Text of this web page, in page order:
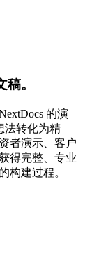
。
的演
法转化为精
者演示、客户
得完整、专业
构建过程。